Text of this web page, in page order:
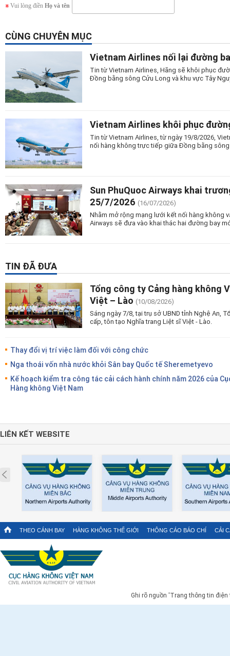
Vui lòng điền Họ và tên
CÙNG CHUYÊN MỤC
Vietnam Airlines nối lại đường
Tin từ Vietnam Airlines, Hãng sẽ khôi phục
Đồng bằng sông Cửu Long và khu vực Tây
Vietnam Airlines khôi phục
Tin từ Vietnam Airlines, từ ngày 19/8/2026,
nối hàng không trực tiếp giữa Đồng bằng
Sun PhuQuoc Airways khai
25/7/2026 (16/07/2026)
Nhằm mở rộng mạng lưới kết nối hàng không
Airways sẽ đưa vào khai thác hai đường bay
TIN ĐÃ ĐƯA
Tổng công ty Cảng hàng không
Việt – Lào (10/08/2026)
Sáng ngày 7/8, tại trụ sở UBND tỉnh Nghệ An,
cấp, tôn tạo Nghĩa trang Liệt sĩ Việt - Lào.
Thay đổi vị trí việc làm đối với công chức
Nga thoái vốn nhà nước khỏi Sân bay Quốc tế Sheremetyevo
Kế hoạch kiểm tra công tác cải cách hành chính năm 2026 của
Hàng không Việt Nam
LIÊN KẾT WEBSITE
Prev
THEO CÁNH BAY HÀNG KHÔNG THẾ GIỚI THÔNG CÁO BÁO CHÍ CẢI
Ghi rõ nguồn 'Trang thông tin